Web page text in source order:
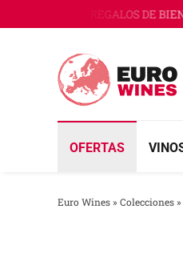
al
CON 3 REGALOS DE
OFERTAS
Euro Wines» Colecciones»